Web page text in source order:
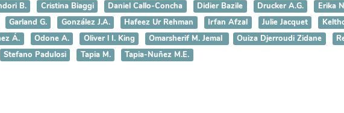
B. Cristina Biaggi Daniel Callo-Concha Didier Bazile Drucker A.G. Erika
Garland G. González J.A. Hafeez Ur Rehman Irfan Afzal Julie Jacquet
Á. Odone A. Oliver l I. King Omarsherif M. Jemal Ouiza Djerroudi Zidane
Stefano Padulosi Tapia M. Tapia-Nuñez M.E.